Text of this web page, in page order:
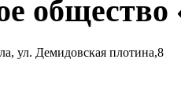
общество
ул. Демидовская плотина,8